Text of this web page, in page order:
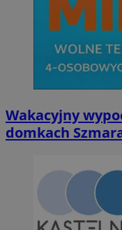
Wakacyjny
domkach